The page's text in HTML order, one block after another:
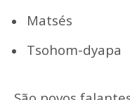
Matsés
Tsohom-dyapa